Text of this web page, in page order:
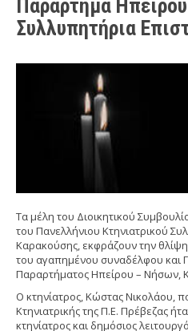
Παράρτημα
Συλλυπητήρια
Τα μέλη του Διοικητικού
του Πανελλήνιου Κτηνιατρικού
Καρακούσης, εκφράζουν την
του αγαπημένου συναδέλφου και
Παραρτήματος Ηπείρου – Νήσων,
Ο κτηνίατρος, Κώστας Νικολάου,
Κτηνιατρικής της Π.Ε. Πρέβεζας
κτηνίατρος και δημόσιος